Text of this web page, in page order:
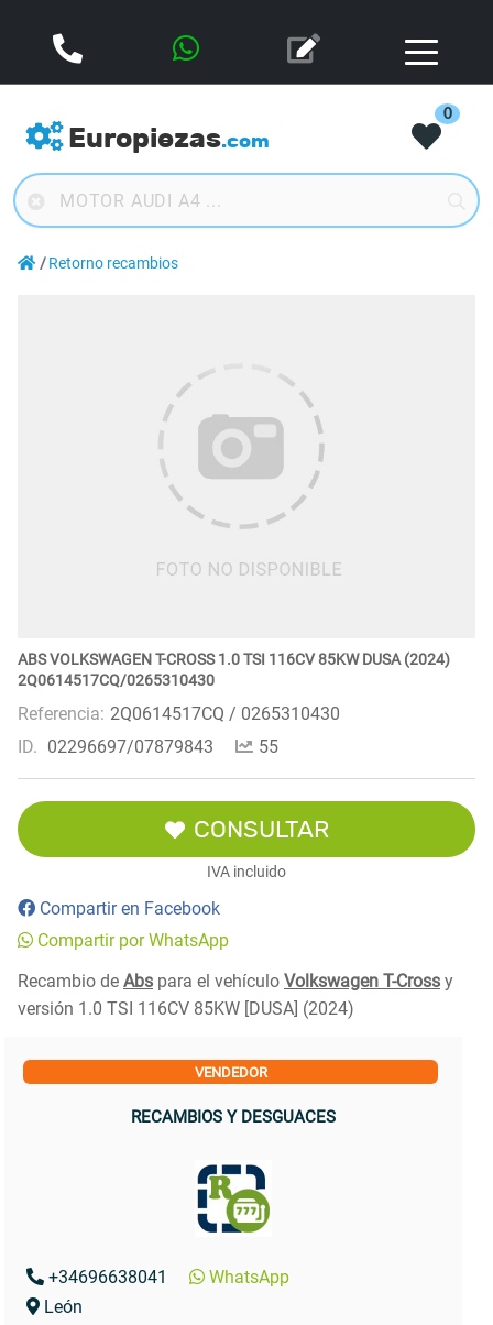
Europiezas.com
0
Retorno recambios
ABS VOLKSWAGEN T-CROSS 1.0 TSI 116CV 85KW DUSA (2024)
2Q0614517CQ/0265310430
Referencia: 2Q0614517CQ / 0265310430
ID. 02296697/07879843 55
CONSULTAR
IVA incluido
Compartir en Facebook
Compartir por WhatsApp
Recambio de Abs para el vehículo Volkswagen T-Cross y
versión 1.0 TSI 116CV 85KW [DUSA] (2024)
VENDEDOR
RECAMBIOS Y DESGUACES
+34696638041
WhatsApp
León